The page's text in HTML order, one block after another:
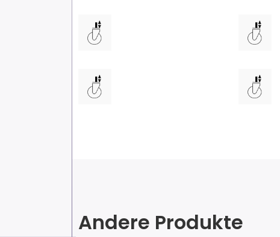
Andere Produkte